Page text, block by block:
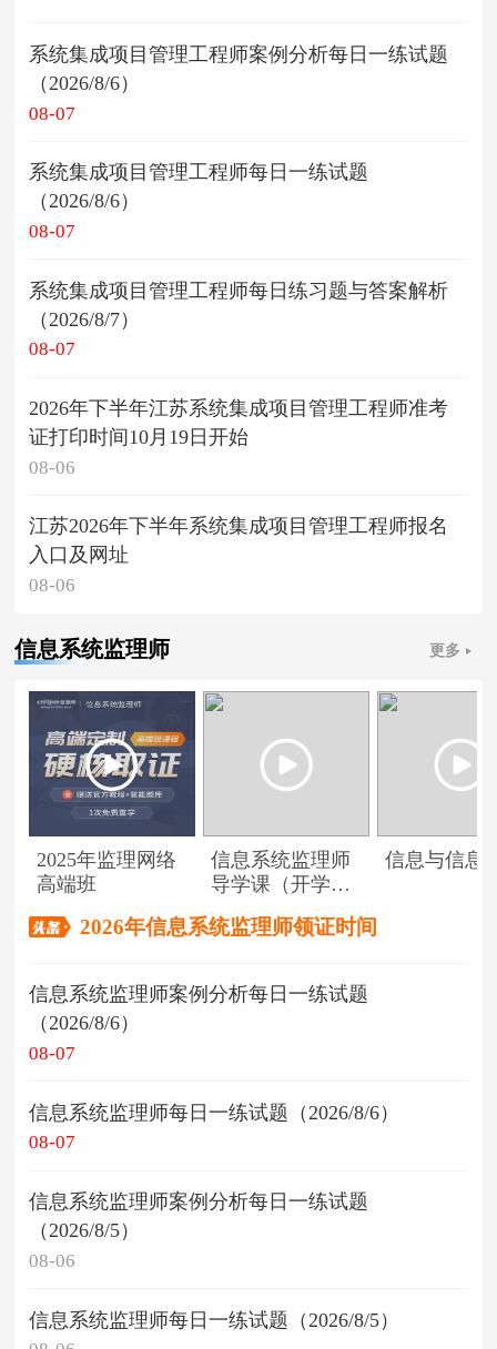
系统集成项目管理工程师案例分析每日一练试题
（2026/8/6）
08-07
系统集成项目管理工程师每日一练试题
（2026/8/6）
08-07
系统集成项目管理工程师每日练习题与答案解析
（2026/8/7）
08-07
2026年下半年江苏系统集成项目管理工程师准考
证打印时间10月19日开始
08-06
江苏2026年下半年系统集成项目管理工程师报名
入口及网址
08-06
信息系统监理师 更多
2025年监理网络
高端班
信息系统监理师
导学课（开学典
信息与信息
2026年信息系统监理师领证时间
信息系统监理师案例分析每日一练试题
（2026/8/6）
08-07
信息系统监理师每日一练试题（2026/8/6）
08-07
信息系统监理师案例分析每日一练试题
（2026/8/5）
08-06
信息系统监理师每日一练试题（2026/8/5）